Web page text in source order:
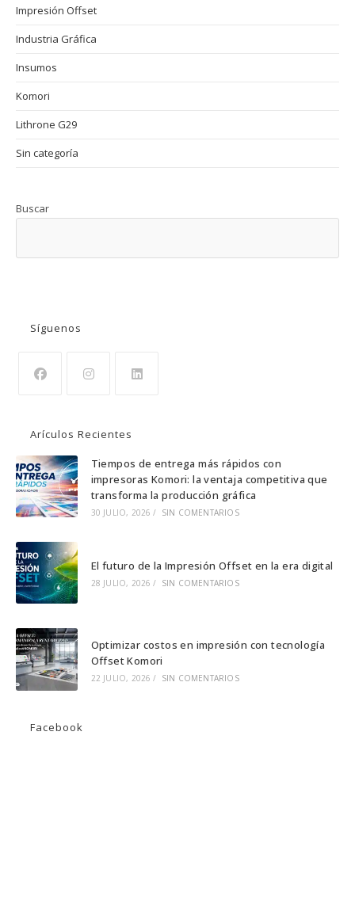
Impresión Offset
Industria Gráfica
Insumos
Komori
Lithrone G29
Sin categoría
Buscar
Síguenos
una
nueva
pestaña
una
nueva
pestaña
una
nueva
pestaña
Arículos Recientes
Tiempos de entrega más rápidos con
impresoras Komori: la ventaja competitiva que
transforma la producción gráfica
30 JULIO, 2026 / SIN COMENTARIOS
El futuro de la Impresión Offset en la era digital
28 JULIO, 2026 / SIN COMENTARIOS
Optimizar costos en impresión con tecnología
Offset Komori
22 JULIO, 2026 / SIN COMENTARIOS
Facebook